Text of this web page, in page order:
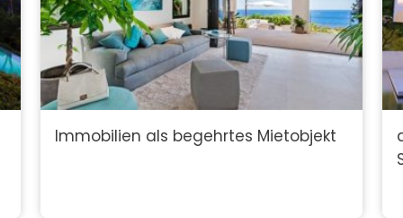
Immobilien als begehrtes Mietobjekt